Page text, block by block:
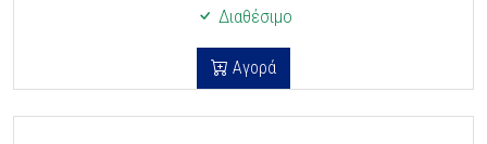
Διαθέσιμο
Αγορά